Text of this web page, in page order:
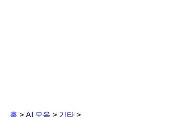
홈 > AI 모음 > 기타 >